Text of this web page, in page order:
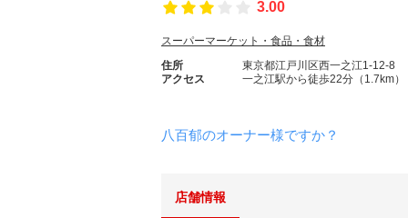
3.00
スーパーマーケット・食品・食材
住所
東京都江戸川区西一之江1-12-8
アクセス
一之江駅から徒歩22分（1.7km）
八百郁のオーナー様ですか？
店舗情報